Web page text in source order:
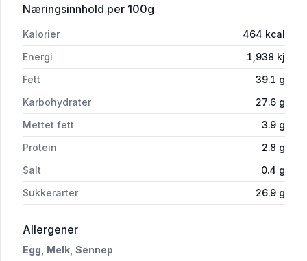
Næringsinnhold for 'Sennepssaus 65ml Gårdsbua'
per 100g
Kalorier 464 kcal
Energi
1,938 kj
Fett
39.1 g
Karbohydrater
27.6 g
Mettet fett
3.9 g
Protein
2.8 g
Salt
0.4 g
Sukkerarter
26.9 g
Allergeneri 'Sennepssaus 65ml Gårdsbua'
Egg, Melk, Sennep